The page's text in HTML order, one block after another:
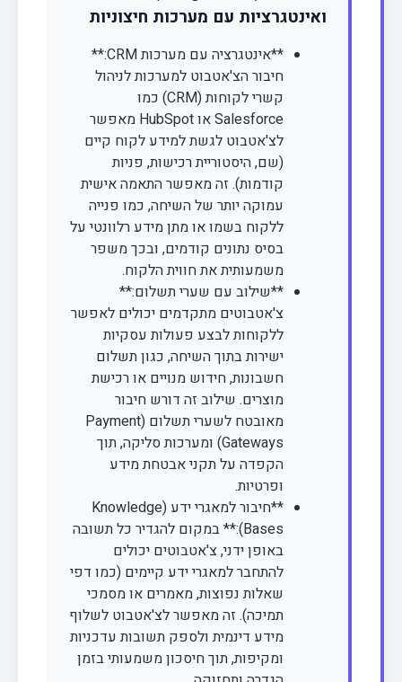
ואינטגרציות עם מערכות חיצוניות
**אינטגרציה עם מערכות CRM:**
חיבור הצ'אטבוט למערכות לניהול
קשרי לקוחות (CRM) כמו
Salesforce או HubSpot מאפשר
לצ'אטבוט לגשת למידע לקוח קיים
(שם, היסטוריית רכישות, פניות
קודמות). זה מאפשר התאמה אישית
עמוקה יותר של השיחה, כמו פנייה
ללקוח בשמו או מתן מידע רלוונטי על
בסיס נתונים קודמים, ובכך משפר
משמעותית את חווית הלקוח.
**שילוב עם שערי תשלום:**
צ'אטבוטים מתקדמים יכולים לאפשר
ללקוחות לבצע פעולות עסקיות
ישירות בתוך השיחה, כגון תשלום
חשבונות, חידוש מנויים או רכישת
מוצרים. שילוב זה דורש חיבור
מאובטח לשערי תשלום (Payment
Gateways) ומערכות סליקה, תוך
הקפדה על תקני אבטחת מידע
ופרטיות.
**חיבור למאגרי ידע (Knowledge
Bases):** במקום להגדיר כל תשובה
באופן ידני, צ'אטבוטים יכולים
להתחבר למאגרי ידע קיימים (כמו דפי
שאלות נפוצות, מאמרים או מסמכי
תמיכה). זה מאפשר לצ'אטבוט לשלוף
מידע דינמית ולספק תשובות עדכניות
ומקיפות, תוך חיסכון משמעותי בזמן